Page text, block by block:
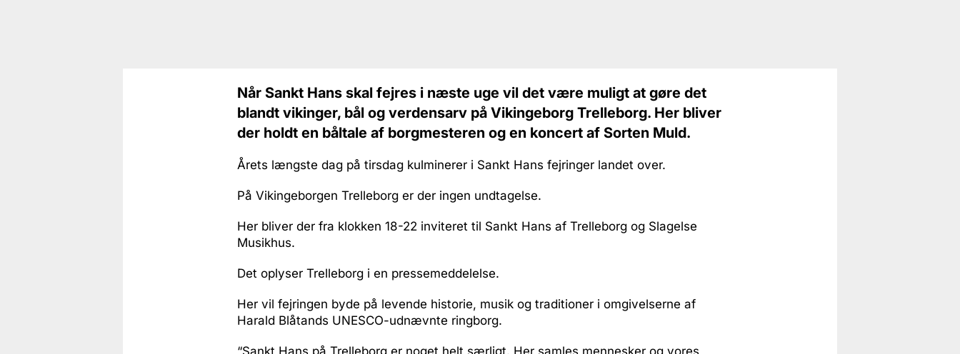
Når Sankt Hans skal fejres i næste uge vil det være muligt at gøre det
blandt vikinger, bål og verdensarv på Vikingeborg Trelleborg. Her bliver
der holdt en båltale af borgmesteren og en koncert af Sorten Muld.
Årets længste dag på tirsdag kulminerer i Sankt Hans fejringer landet over.
På Vikingeborgen Trelleborg er der ingen undtagelse.
Her bliver der fra klokken 18-22 inviteret til Sankt Hans af Trelleborg og Slagelse
Musikhus.
Det oplyser Trelleborg i en pressemeddelelse.
Her vil fejringen byde på levende historie, musik og traditioner i omgivelserne af
Harald Blåtands UNESCO-udnævnte ringborg.
“Sankt Hans på Trelleborg er noget helt særligt. Her samles mennesker og vores